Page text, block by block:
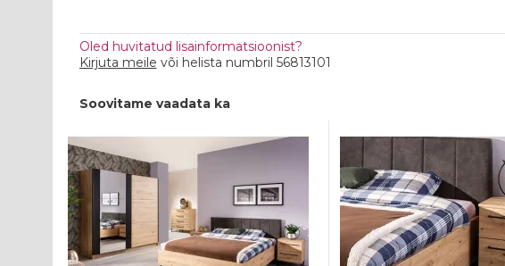
Oled huvitatud lisainformatsioonist?
Kirjuta meile või helista numbril 56813101
Soovitame vaadata ka